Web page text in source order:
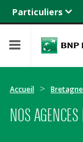
Particuliers
Banque privée
Entreprises
Accueil Bretagne
NOS